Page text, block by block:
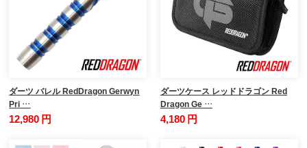
ダーツ バレル RedDragon Gerwyn
Pri …
12,980 円
ダーツケース レッドドラゴン Red
Dragon Ge …
4,180 円